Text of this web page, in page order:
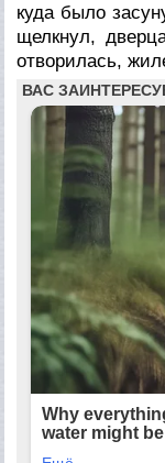
куда было
щелкнул,
отворилась,